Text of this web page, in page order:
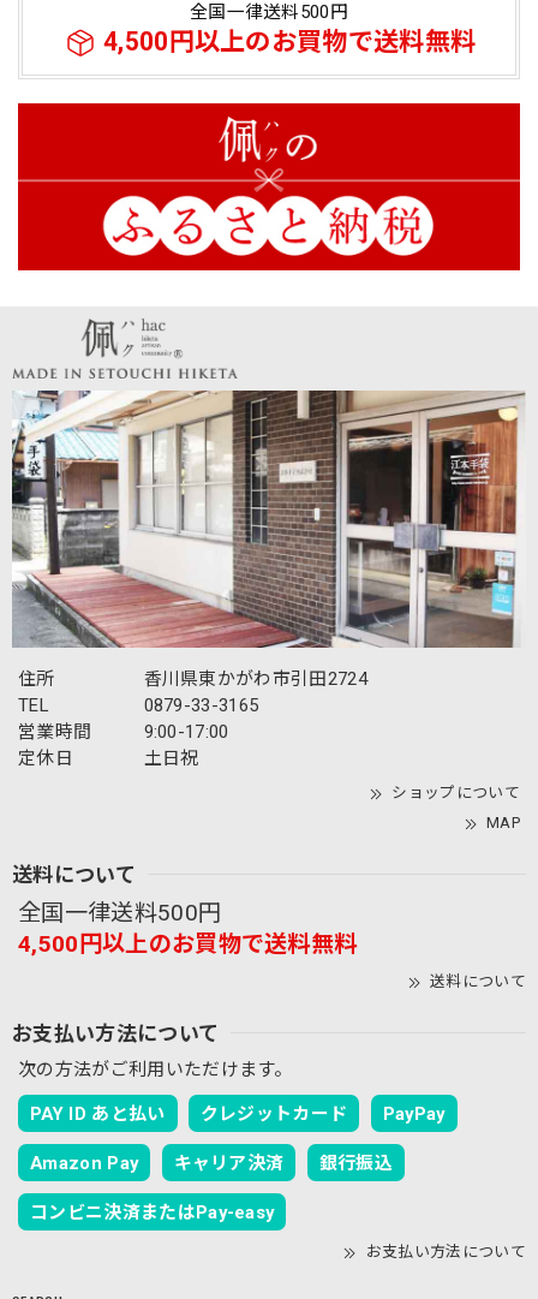
全国一律送料500円
4,500円以上のお買物で送料無料
住所
香川県東かがわ市引田2724
TEL
0879-33-3165
営業時間
9:00-17:00
定休日
土日祝
ショップについて
MAP
送料について
全国一律送料500円
4,500円以上のお買物で送料無料
送料について
お支払い方法について
次の方法がご利用いただけます。
PAY ID あと払い クレジットカード PayPay
Amazon Pay キャリア決済 銀行振込
コンビニ決済またはPay-easy
お支払い方法について